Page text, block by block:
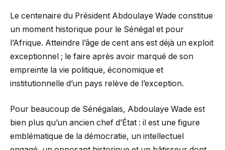
Le centenaire du Président Abdoulaye Wade constitue
un moment historique pour le Sénégal et pour
l’Afrique. Atteindre l’âge de cent ans est déjà un exploit
exceptionnel ; le faire après avoir marqué de son
empreinte la vie politique, économique et
institutionnelle d’un pays relève de l’exception.
Pour beaucoup de Sénégalais, Abdoulaye Wade est
bien plus qu’un ancien chef d’État : il est une figure
emblématique de la démocratie, un intellectuel